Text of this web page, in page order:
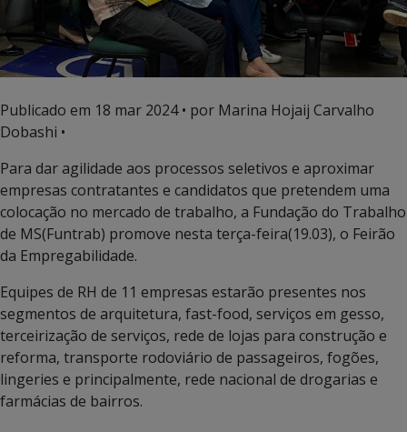
Publicado em 18 mar 2024• por Marina Hojaij Carvalho
Dobashi •
Para dar agilidade aos processos seletivos e aproximar
empresas contratantes e candidatos que pretendem uma
colocação no mercado de trabalho, a Fundação do Trabalho
de MS(Funtrab) promove nesta terça-feira(19.03), o Feirão
da Empregabilidade.
Equipes de RH de 11 empresas estarão presentes nos
segmentos de arquitetura, fast-food, serviços em gesso,
terceirização de serviços, rede de lojas para construção e
reforma, transporte rodoviário de passageiros, fogões,
lingeries e principalmente, rede nacional de drogarias e
farmácias de bairros.